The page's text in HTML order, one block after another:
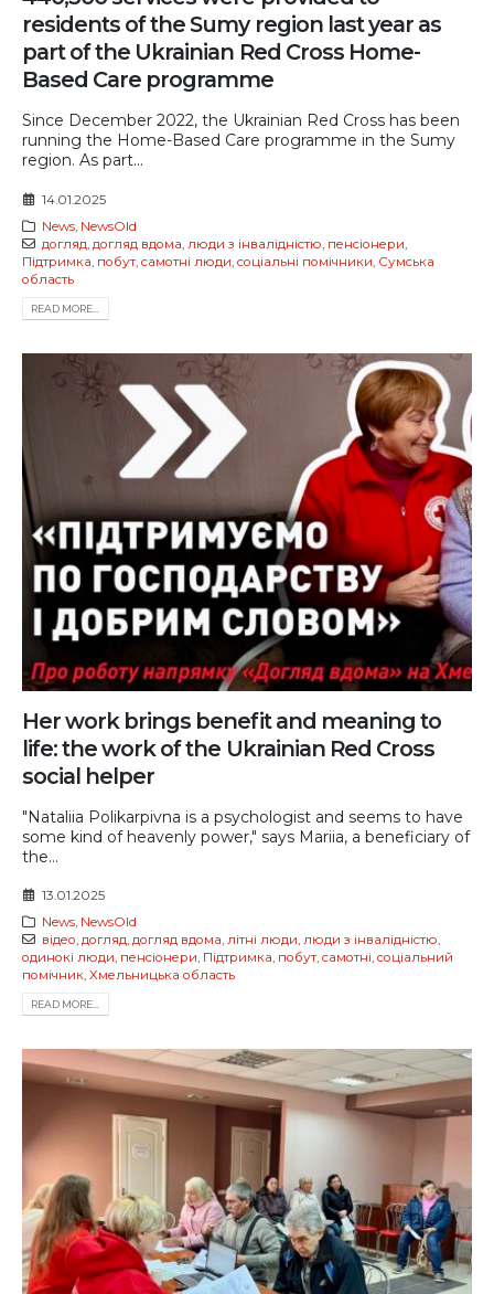
residents of the Sumy region last year as
part of the Ukrainian Red Cross Home-
Based Care programme
Since December 2022, the Ukrainian Red Cross has been
running the Home-Based Care programme in the Sumy
region. As part...
14.01.2025
News, NewsOld
догляд догляд вдома люди з інвалідністю пенсіонери
Підтримка побут, самотні люди соціальні помічники Сумська
область
READ MORE...
Her work brings benefit and meaning to
life: the work of the Ukrainian Red Cross
social helper
"Nataliia Polikarpivna is a psychologist and seems to have
some kind of heavenly power," says Mariia, a beneficiary of
the...
13.01.2025
News, NewsOld
відео, догляд, догляд вдома, літні люди, люди з інвалідністю,
одинокі люди, пенсіонери, Підтримка, побут, самотні, соціальний
помічник, Хмельницька область
READ MORE...